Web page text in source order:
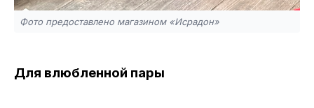
Фото предоставлено магазином «Исрадон»
Для влюбленной пары